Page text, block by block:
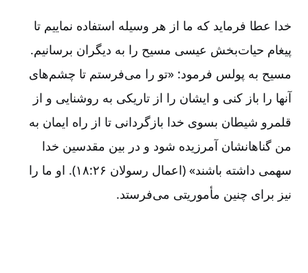
خدا عطا فرماید که‌ ما از هر وسیله‌ استفاده‌ نماییم‌ تا
پیغام‌ حیات‌بخش‌ عیسی‌ مسیح‌ را به‌ دیگران‌ برسانیم‌.
مسیح‌ به‌ پولس‌ فرمود‌: «تو را می‌فرستم‌ تا چشم‌های‌
آنها را باز کنی‌ و ایشان‌ را از تاریکی‌ به‌ روشنایی‌ و از
قلمرو شیطان‌ بسوی‌ خدا بازگردانی‌ تا از راه‌ ایمان‌ به‌
من‌ گناهانشان‌ آمرزیده‌ شود و در بین‌ مقدسین‌ خدا
سهمی‌ داشته‌ باشند» (اعمال‌ رسولان‌ ۲۶:‏۱۸). او ما را
نیز برای‌ چنین‌ مأموریتی‌ می‌فرستد.